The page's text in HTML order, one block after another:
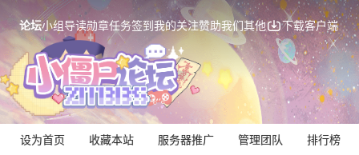
论坛小组导读勋章任务签到我的关注赞助我们其他 下载客户端
设为首页 收藏本站 服务器推广 管理团队 排行榜